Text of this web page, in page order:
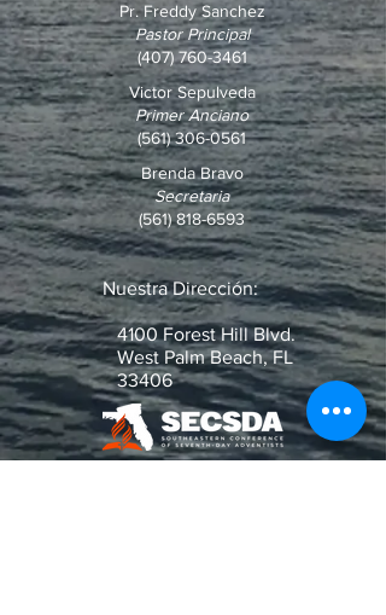
Pr. Freddy Sanchez
Pastor Principal
(407) 760-3461
Victor Sepulveda
Primer Anciano
(561) 306-0561
Brenda Bravo
Secretaria
(561) 818-6593
Nuestra Dirección:
4100 Forest Hill Blvd.
West Palm Beach, FL
33406